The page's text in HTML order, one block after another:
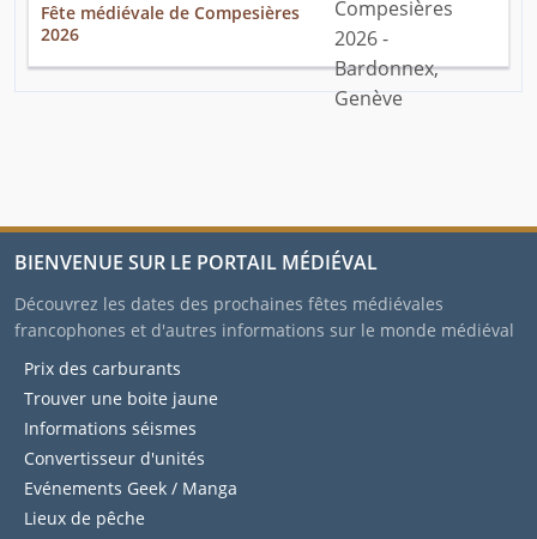
Fête médiévale de Compesières
2026
BIENVENUE SUR LE PORTAIL MÉDIÉVAL
Découvrez les dates des prochaines fêtes médiévales
francophones et d'autres informations sur le monde médiéval
Prix des carburants
Trouver une boite jaune
Informations séismes
Convertisseur d'unités
Evénements Geek / Manga
Lieux de pêche